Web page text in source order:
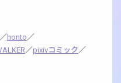
／ honto ／
／pixivコミック ／